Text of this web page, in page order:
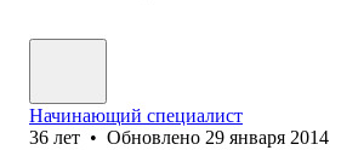
Начинающий специалист
36 лет • Обновлено 29 января 2014